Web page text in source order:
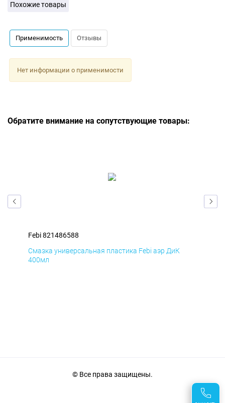
Похожие товары
Применимость Отзывы
Нет информации о применимости
Обратите внимание на сопутствующие товары:
Febi 821486588
Смазка универсальная пластика Febi аэр ДиК
400мл
© Все права защищены.